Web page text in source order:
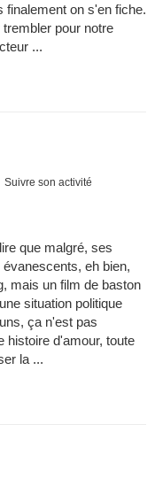
finalement on s'en fiche.
pour notre
...
Suivre son activité
que malgré, ses
eh bien,
mais un film de baston
situation politique
ça n'est pas
histoire d'amour, toute
la ...